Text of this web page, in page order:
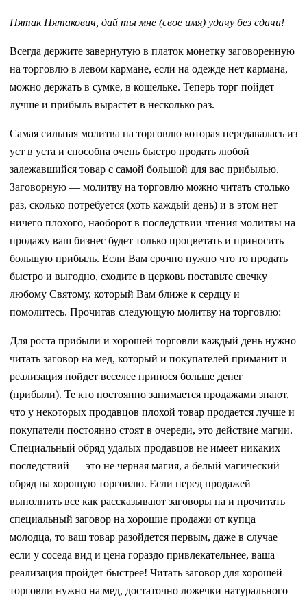
Пятак Пятакович, дай ты мне (свое имя) удачу без сдачи!
Всегда держите завернутую в платок монетку заговоренную
на торговлю в левом кармане, если на одежде нет кармана,
можно держать в сумке, в кошельке. Теперь торг пойдет
лучше и прибыль вырастет в несколько раз.
Самая сильная молитва на торговлю которая передавалась из
уст в уста и способна очень быстро продать любой
залежавшийся товар с самой большой для вас прибылью.
Заговорную — молитву на торговлю можно читать столько
раз, сколько потребуется (хоть каждый день) и в этом нет
ничего плохого, наоборот в последствии чтения молитвы на
продажу ваш бизнес будет только процветать и приносить
большую прибыль. Если Вам срочно нужно что то продать
быстро и выгодно, сходите в церковь поставьте свечку
любому Святому, который Вам ближе к сердцу и
помолитесь. Прочитав следующую молитву на торговлю:
Для роста прибыли и хорошей торговли каждый день нужно
читать заговор на мед, который и покупателей приманит и
реализация пойдет веселее принося больше денег
(прибыли). Те кто постоянно занимается продажами знают,
что у некоторых продавцов плохой товар продается лучше и
покупатели постоянно стоят в очереди, это действие магии.
Специальный обряд удалых продавцов не имеет никаких
последствий — это не черная магия, а белый магический
обряд на хорошую торговлю. Если перед продажей
выполнить все как рассказывают заговоры на и прочитать
специальный заговор на хорошие продажи от купца
молодца, то ваш товар разойдется первым, даже в случае
если у соседа вид и цена гораздо привлекательнее, ваша
реализация пройдет быстрее! Читать заговор для хорошей
торговли нужно на мед, достаточно ложечки натурального